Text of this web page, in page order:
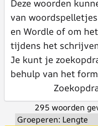
Deze woorden
van
en Wordle of om
tijdens het
Je kunt je
behulp van het
295 woorden